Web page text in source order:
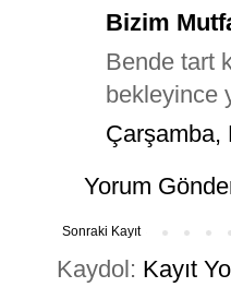
Bizim
Bende tart
bekleyince
Çarşamba,
Yorum
Sonraki Kayıt
Kaydol: Kayıt